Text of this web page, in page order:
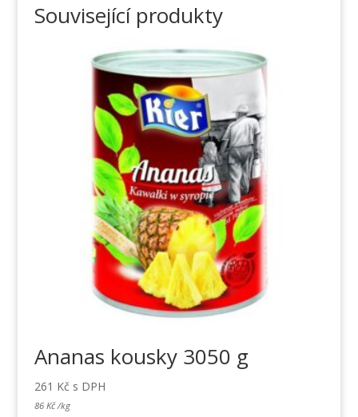
Související produkty
Ananas kousky 3050 g
261 Kč s DPH
86 Kč /kg